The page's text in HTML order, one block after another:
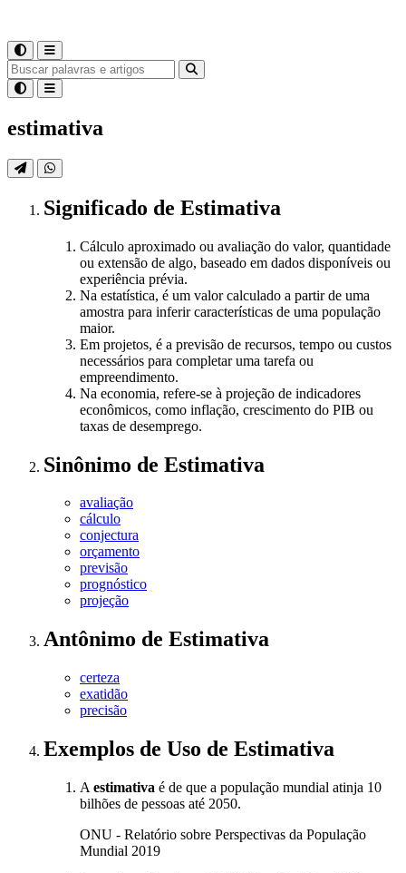
estimativa
Significado de Estimativa
Cálculo aproximado ou avaliação do valor, quantidade
ou extensão de algo, baseado em dados disponíveis ou
experiência prévia.
Na estatística, é um valor calculado a partir de uma
amostra para inferir características de uma população
maior.
Em projetos, é a previsão de recursos, tempo ou custos
necessários para completar uma tarefa ou
empreendimento.
Na economia, refere-se à projeção de indicadores
econômicos, como inflação, crescimento do PIB ou
taxas de desemprego.
Sinônimo de Estimativa
avaliação
cálculo
conjectura
orçamento
previsão
prognóstico
projeção
Antônimo de Estimativa
certeza
exatidão
precisão
Exemplos de Uso de Estimativa
A estimativa é de que a população mundial atinja 10
bilhões de pessoas até 2050.
ONU - Relatório sobre Perspectivas da População
Mundial 2019